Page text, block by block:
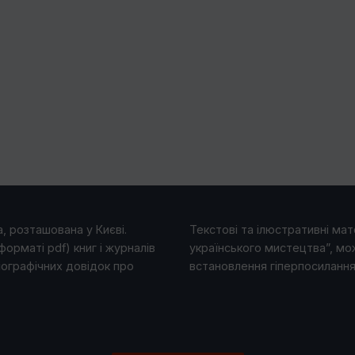
розташована у Києві.
pdf) книг і журналів
довідок про
Текстові та ілюстративні
українського мистецтва”,
встановлення